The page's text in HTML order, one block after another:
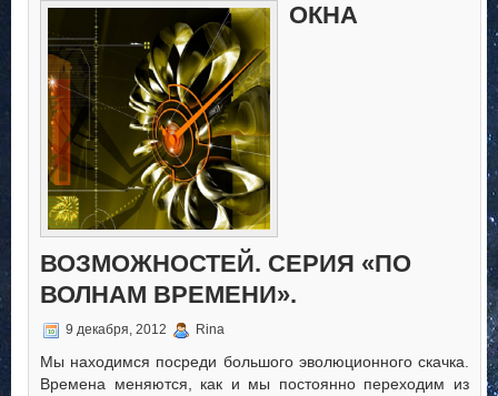
ОКНА
ВОЗМОЖНОСТЕЙ. СЕРИЯ «ПО
ВОЛНАМ ВРЕМЕНИ».
9 декабря, 2012 Rina
Мы находимся посреди большого эволюционного скачка.
Времена меняются, как и мы постоянно переходим из